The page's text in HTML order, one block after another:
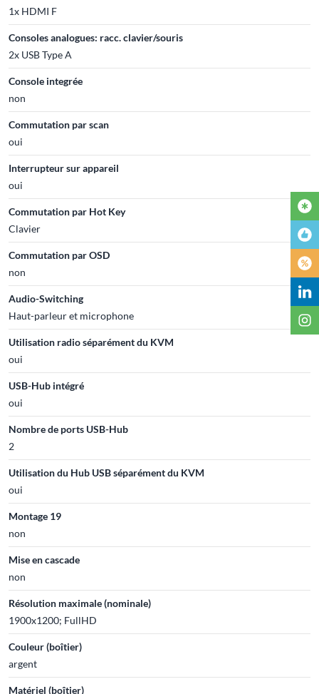
1x HDMI F
Consoles analogues: racc. clavier/souris
2x USB Type A
Console integrée
non
Commutation par scan
oui
Interrupteur sur appareil
oui
Commutation par Hot Key
Clavier
Commutation par OSD
non
Audio-Switching
Haut-parleur et microphone
Utilisation radio séparément du KVM
oui
USB-Hub intégré
oui
Nombre de ports USB-Hub
2
Utilisation du Hub USB séparément du KVM
oui
Montage 19
non
Mise en cascade
non
Résolution maximale (nominale)
1900x1200; FullHD
Couleur (boîtier)
argent
Matériel (boîtier)